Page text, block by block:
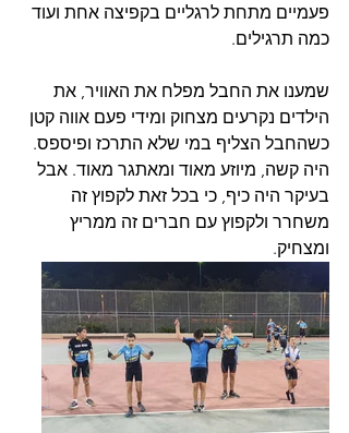
פעמיים מתחת לרגליים בקפיצה אחת ועוד
כמה תרגילים.
שמענו את החבל מפלח את האוויר, את
הילדים נקרעים מצחוק ומידי פעם אווה קטן
כשהחבל הצליף במי שלא התרכז ופיספס.
היה קשה, מיוזע מאוד ומאתגר מאוד. אבל
בעיקר היה כיף, כי בכל זאת לקפוץ זה
משחרר ולקפוץ עם חברים זה ממריץ
ומצחיק.